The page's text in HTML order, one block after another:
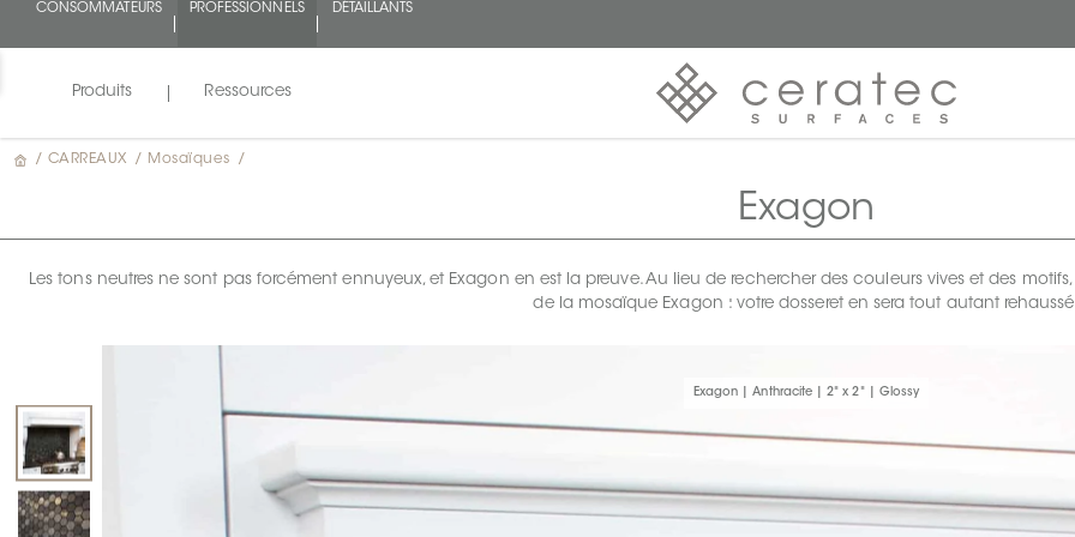
CONSOMMATEURS PROFESSIONNELS DÉTAILLANTS
Produits Ressources
/ CARREAUX / Mosaïques /
Exagon
Les tons neutres ne sont pas forcément ennuyeux, et Exagon en est la preuve. Au lieu de rechercher des couleurs vives et des
de la mosaïque Exagon : votre dosseret en sera tout autant
Exagon | Anthracite | 2" x 2" | Glossy